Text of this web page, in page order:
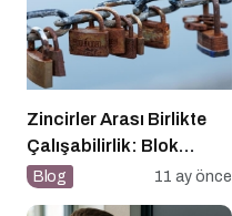
Zincirler Arası Birlikte
Çalışabilirlik: Blok
Zincirlerin Geleceği
Blog 11 ay önce